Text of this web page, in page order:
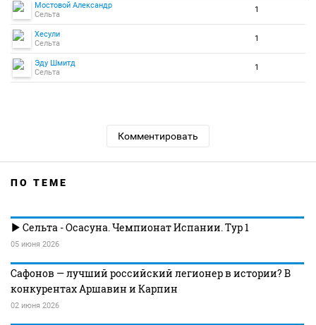
Мостовой Александр
Сельта
1
Хесули
Сельта
1
Эду Шмитд
Сельта
1
Комментировать
ПО ТЕМЕ
Сельта - Осасуна. Чемпионат Испании. Тур 1
05 июня 2026
Сафонов — лучший российский легионер в истории? В
конкурентах Аршавин и Карпин
02 июня 2026